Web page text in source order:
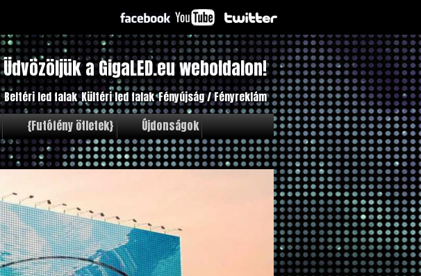
Üdvözöljük a GigaLED.eu weboldalon!
Beltéri led falak Kültéri led falak Fényújság / Fényreklám
{Futófény ötletek}
Újdonságok